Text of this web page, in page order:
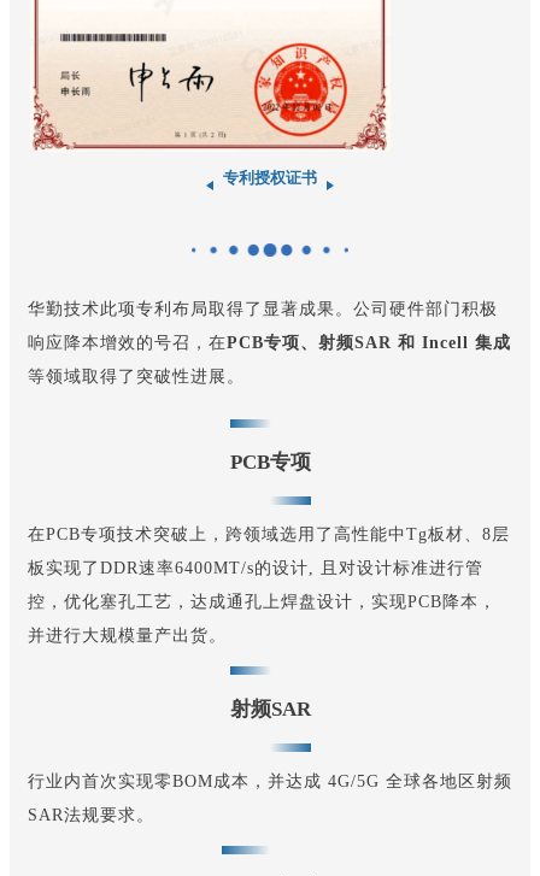
专利授权证书
华勤技术此项专利布局取得了显著成果。公司硬件部门积极
响应降本增效的号召，在PCB专项、射频SAR 和 Incell 集成
等领域取得了突破性进展。
PCB专项
在PCB专项技术突破上， 跨领域选用了高性能中Tg板材、8层
板实现了DDR速率6400MT/s的设计, 且对设计标准进行管
控，优化塞孔工艺，达成通孔上焊盘设计，实现PCB降本，
并进行大规模量产出货。
射频SAR
行业内首次实现零BOM成本，并达成 4G/5G 全球各地区射频
SAR法规要求。